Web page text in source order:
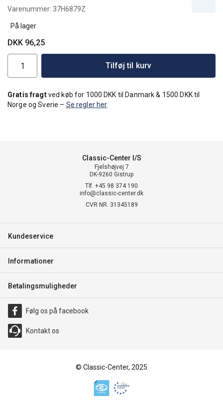
Varenummer: 37H6879Z
På lager
DKK 96,25
Tilføj til kurv
Gratis fragtved køb for 1000 DKK til Danmark & 1500 DKK til
Norge og Sverie – Se regler her
Classic-Center I/S
Fjelshøjvej 7
DK-9260 Gistrup
Tlf. +45 98 374 190
info@classic-center.dk
CVR NR. 31345189
Kundeservice
Informationer
Betalingsmuligheder
Følg os på facebook
Kontakt os
© Classic-Center, 2025